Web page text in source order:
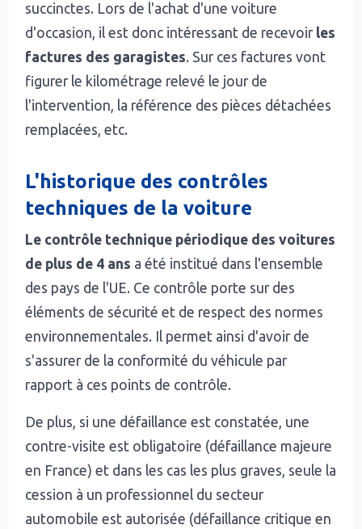
succinctes. Lors de l'achat d'une voiture
d'occasion, il est donc intéressant de recevoirles
factures des garagistes. Sur ces factures vont
figurer le kilométrage relevé le jour de
l'intervention, la référence des pièces détachées
remplacées, etc.
L'historique des contrôles
techniques de la voiture
Le contrôle technique périodique des voitures
de plus de 4 ans a été institué dans l'ensemble
des pays de l'UE. Ce contrôle porte sur des
éléments de sécurité et de respect des normes
environnementales. Il permet ainsi d'avoir de
s'assurer de la conformité du véhicule par
rapport à ces points de contrôle.
De plus, si une défaillance est constatée, une
contre-visite est obligatoire (défaillance majeure
en France) et dans les cas les plus graves, seule la
cession à un professionnel du secteur
automobile est autorisée (défaillance critique en